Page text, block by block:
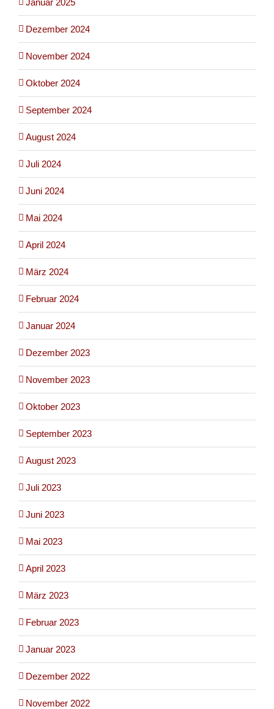
Dezember 2024
November 2024
Oktober 2024
September 2024
August 2024
Juli 2024
Juni 2024
Mai 2024
April 2024
März 2024
Februar 2024
Januar 2024
Dezember 2023
November 2023
Oktober 2023
September 2023
August 2023
Juli 2023
Juni 2023
Mai 2023
April 2023
März 2023
Februar 2023
Januar 2023
Dezember 2022
November 2022